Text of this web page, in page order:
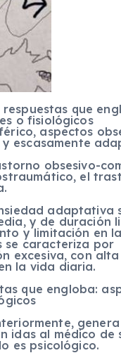
que
o fisiológicos
aspectos
escasamente
obsesivo-
el
adaptativa
y de duración
y limitación en
se caracteriza por
excesiva, con alta
la vida diaria.
que engloba:
idas al médico de
es psicológico.